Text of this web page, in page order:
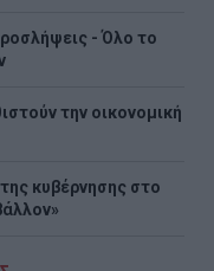
- Όλο το
την οικονομική
κυβέρνησης στο